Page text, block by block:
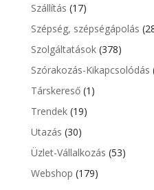
Szállítás (17)
Szépség, szépségápolás
Szolgáltatások(378)
Szórakozás-Kikapcsolódás
Társkereső(1)
Trendek(19)
Utazás (30)
Üzlet-Vállalkozás (53)
Webshop (179)